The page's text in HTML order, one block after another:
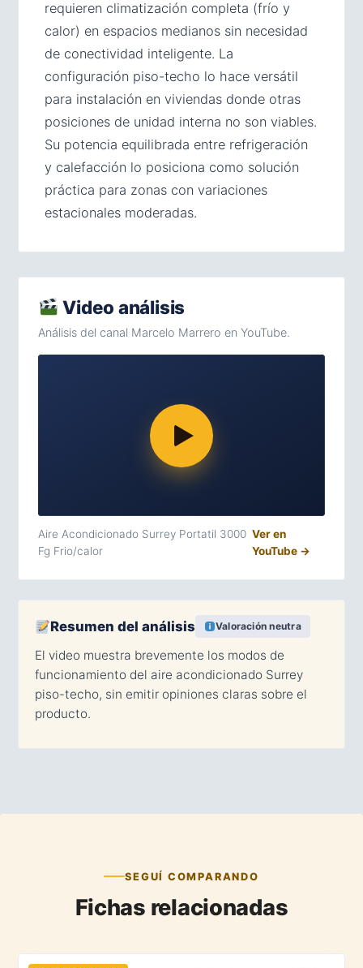
requieren climatización completa (frío y
calor) en espacios medianos sin necesidad
de conectividad inteligente. La
configuración piso-techo lo hace versátil
para instalación en viviendas donde otras
posiciones de unidad interna no son viables.
Su potencia equilibrada entre refrigeración
y calefacción lo posiciona como solución
práctica para zonas con variaciones
estacionales moderadas.
Video análisis
Análisis del canal Marcelo Marrero en YouTube.
Aire Acondicionado Surrey Portatil 3000
Fg Frio/calor
Ver en
YouTube →
Resumen del análisis Valoración neutra
El video muestra brevemente los modos de
funcionamiento del aire acondicionado Surrey
piso-techo, sin emitir opiniones claras sobre el
producto.
SEGUÍ COMPARANDO
Fichas relacionadas